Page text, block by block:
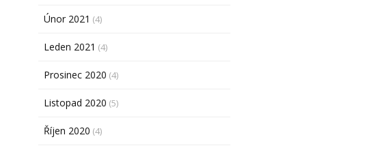
Únor 2021 (4)
Leden 2021 (4)
Prosinec 2020 (4)
Listopad 2020 (5)
Říjen 2020 (4)